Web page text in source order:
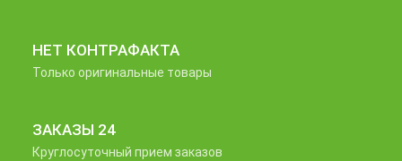
НЕТ КОНТРАФАКТА
Только оригинальные товары
ЗАКАЗЫ 24
Круглосуточный прием заказов